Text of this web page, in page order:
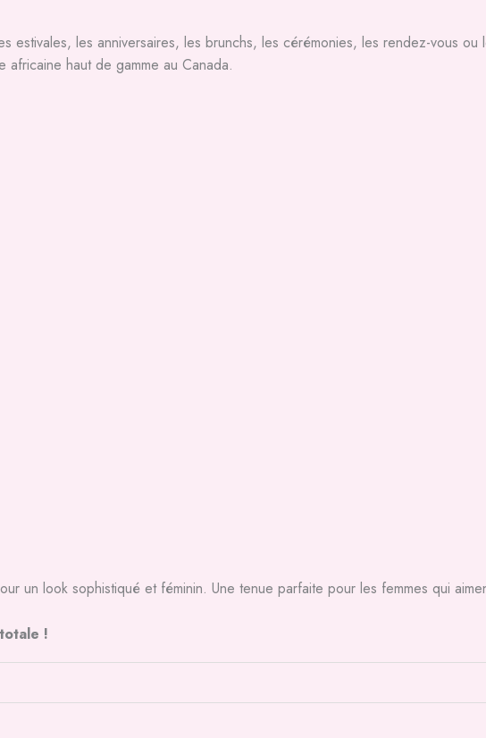
les anniversaires, les brunchs, les cérémonies, les rendez-vous ou
haut de gamme au Canada.
un look sophistiqué et féminin. Une tenue parfaite pour les femmes qui
!